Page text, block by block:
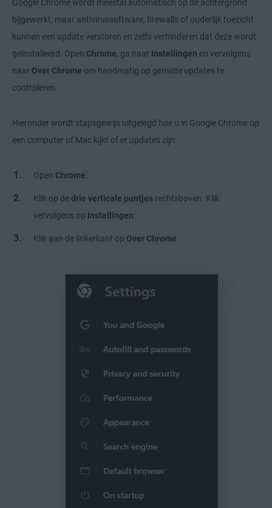
Google Chrome wordt meestal automatisch op de achtergrond
bijgewerkt, maar antivirussoftware, firewalls of ouderlijk toezicht
kunnen een update verstoren en zelfs verhinderen dat deze wordt
geïnstalleerd. Open Chrome, ga naar Instellingen en vervolgens
naar Over Chrome om handmatig op gemiste updates te
controleren.
Hieronder wordt stapsgewijs uitgelegd hoe u in Google Chrome op
een computer of Mac kijkt of er updates zijn:
Open Chrome.
Klik op de drie verticale puntjes rechtsboven. Klik
vervolgens op Instellingen.
Klik aan de linkerkant op Over Chrome.